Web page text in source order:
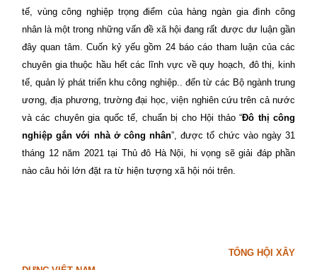
tế, vùng công nghiệp trọng điểm của hàng ngàn gia đình công
nhân là một trong những vấn đề xã hội đang rất được dư luận gần
đây quan tâm. Cuốn kỷ yếu gồm 24 báo cáo tham luận của các
chuyên gia thuộc hầu hết các lĩnh vực về quy hoạch, đô thị, kinh
tế, quản lý phát triển khu công nghiệp.. đến từ các Bộ ngành trung
ương, địa phương, trường đại học, viện nghiên cứu trên cả nước
và các chuyên gia quốc tế, chuẩn bị cho Hội thảo “Đô thị công
nghiệp gắn với nhà ở công nhân”, được tổ chức vào ngày 31
tháng 12 năm 2021 tại Thủ đô Hà Nội, hi vọng sẽ giải đáp phần
nào câu hỏi lớn đặt ra từ hiện tượng xã hội nói trên.
TỔNG HỘI XÂY